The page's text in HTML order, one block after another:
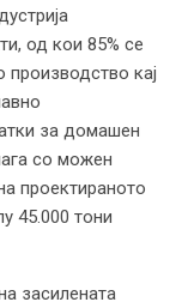
од кои 85% се
кај
за домашен
со можен
проектираното
45.000 тони
засилената